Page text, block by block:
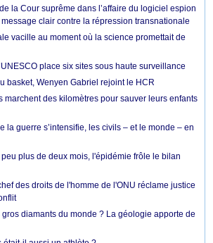
la Cour suprême dans l’affaire du logiciel espion
clair contre la répression transnationale
vacille au moment où la science promettait de
place six sites sous haute surveillance
basket, Wenyen Gabriel rejoint le HCR
marchent des kilomètres pour sauver leurs enfants
la guerre s’intensifie, les civils – et le monde – en
plus de deux mois, l'épidémie frôle le bilan
des droits de l'homme de l'ONU réclame justice
diamants du monde ? La géologie apporte de